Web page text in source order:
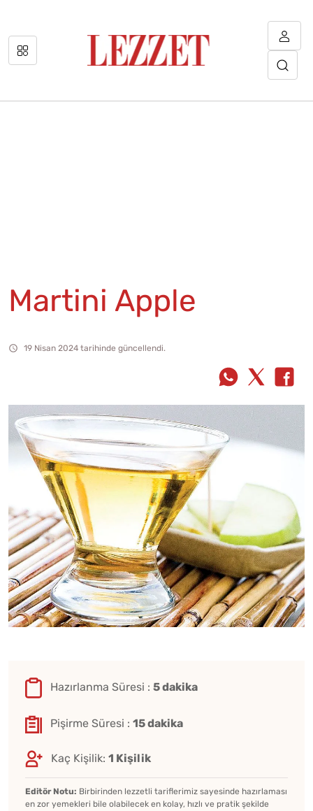
Martini Apple
19 Nisan 2024 tarihinde güncellendi.
Hazırlanma Süresi : 5 dakika
Pişirme Süresi : 15 dakika
Kaç Kişilik: 1 Kişilik
Editör Notu: Birbirinden lezzetli tariflerimiz sayesinde hazırlaması
en zor yemekleri bile olabilecek en kolay, hızlı ve pratik şekilde